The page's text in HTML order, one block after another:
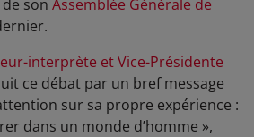
de son Assemblée Générale de
interprète et Vice-Présidente
ce débat par un bref message
sur sa propre expérience :
dans un monde d’homme »,